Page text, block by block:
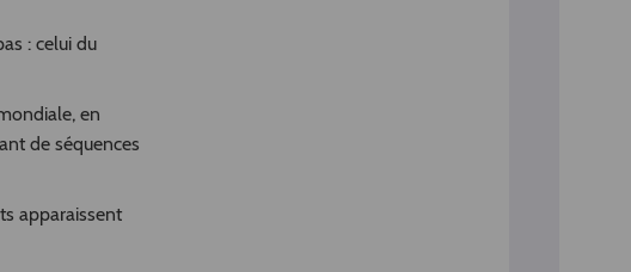
: celui du
en
de séquences
apparaissent